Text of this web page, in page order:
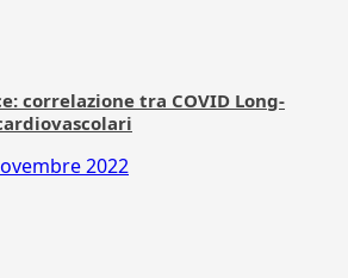
correlazione tra COVID Long-
2022